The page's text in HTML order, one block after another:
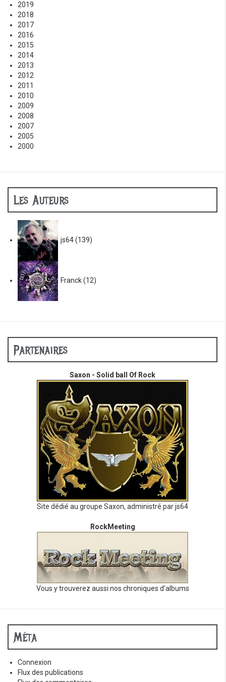
2019
2018
2017
2016
2015
2014
2013
2012
2011
2010
2009
2008
2007
2005
2000
Les Auteurs
js64(139)
Franck(12)
Partenaires
Saxon - Solid ball Of Rock
Site dédié au groupe Saxon, administré par js64
RockMeeting
Vous y trouverez aussi nos chroniques d'albums
Méta
Connexion
Flux des publications